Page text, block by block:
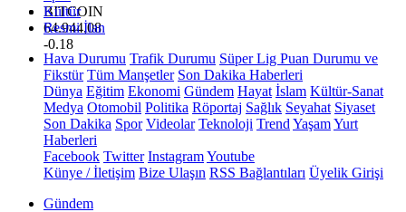
BITCOIN
64.944,08
-0.18
Kültür
Resmi İlan
Hava Durumu Trafik Durumu Süper Lig Puan Durumu ve
Fikstür Tüm Manşetler Son Dakika Haberleri
Dünya Eğitim Ekonomi Gündem Hayat İslam Kültür-Sanat
Medya Otomobil Politika Röportaj Sağlık Seyahat Siyaset
Son Dakika Spor Videolar Teknoloji Trend YaşamYurt
Haberleri
Facebook Twitter InstagramYoutube
Künye / İletişim Bize Ulaşın RSS Bağlantıları Üyelik Girişi
Gündem